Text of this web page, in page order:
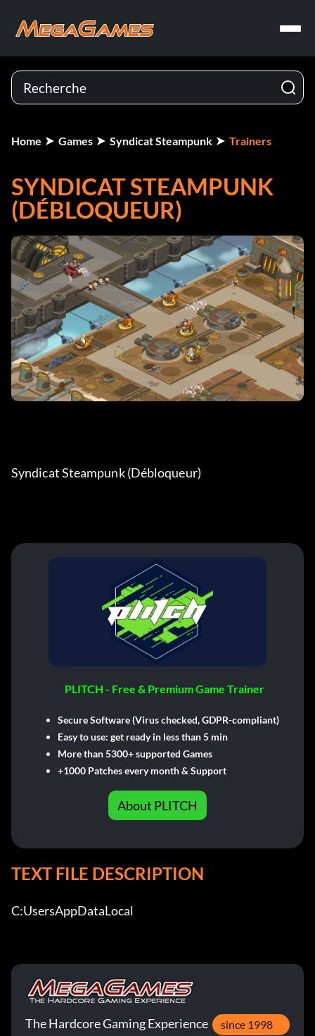
Home Games Syndicat Steampunk Trainers
SYNDICAT STEAMPUNK
(DÉBLOQUEUR)
Syndicat Steampunk (Débloqueur)
PLITCH - Free & Premium Game Trainer
Secure Software (Virus checked, GDPR-compliant)
Easy to use: get ready in less than 5 min
More than 5300+ supported Games
+1000 Patches every month & Support
About PLITCH
TEXT FILE DESCRIPTION
C:UsersAppDataLocal
The Hardcore Gaming Experience since 1998